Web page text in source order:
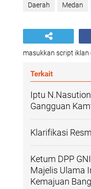
Daerah Medan
masukkan script iklan
Terkait
Iptu
Gangguan
Klarifikasi
Ketum DPP
Majelis Ulama
Kemajuan